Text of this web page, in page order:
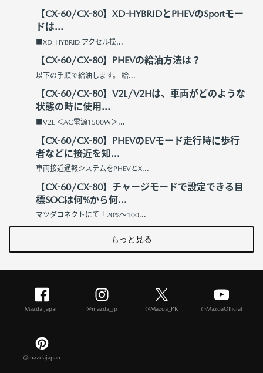
【CX-60/CX-80】XD-HYBRIDとPHEVのSportモー
ドは...
■XD-HYBRID アクセル操...
【CX-60/CX-80】PHEVの給油方法は？
以下の手順で給油します。 給...
【CX-60/CX-80】V2L/V2Hは、車両がどのような
状態の時に使用...
■V2L ＜AC電源1500W＞...
【CX-60/CX-80】PHEVのEVモード走行時に歩行
者などに接近を知...
車両接近通報システムをPHEVとX...
【CX-60/CX-80】チャージモードで設定できる目
標SOCは何%から何...
マツダコネクトにて「20%～100...
もっと見る
Mazda Japan @mazda_jp @Mazda_PR @MazdaOfficial
@mazdajapan